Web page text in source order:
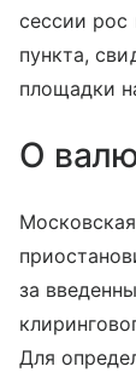
сессии рос
пункта,
площадки
О
за
Для